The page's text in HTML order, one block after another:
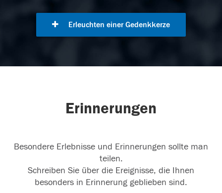
Erleuchten einer Gedenkkerze
Erinnerungen
Besondere Erlebnisse und Erinnerungen sollte man
teilen.
Schreiben Sie über die Ereignisse, die Ihnen
besonders in Erinnerung geblieben sind.